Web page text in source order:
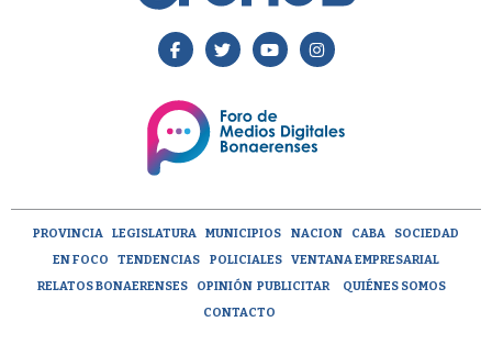
PROVINCIA LEGISLATURA MUNICIPIOS NACION CABA
SOCIEDAD
EN FOCO
TENDENCIAS POLICIALES
VENTANA EMPRESARIAL
RELATOS BONAERENSES
OPINIÓN PUBLICITAR
QUIÉNES SOMOS
CONTACTO